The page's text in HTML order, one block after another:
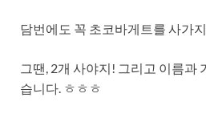
담번에도 꼭 초코바게트를 사가
그땐, 2개 사야지! 그리고 이름과
습니다. ㅎㅎㅎ